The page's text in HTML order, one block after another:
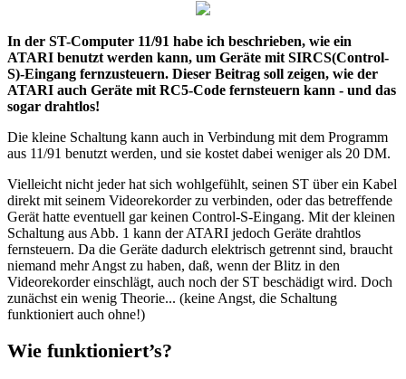
In der ST-Computer 11/91 habe ich beschrieben, wie ein
ATARI benutzt werden kann, um Geräte mit SIRCS(Control-
S)-Eingang fernzusteuern. Dieser Beitrag soll zeigen, wie der
ATARI auch Geräte mit RC5-Code fernsteuern kann - und das
sogar drahtlos!
Die kleine Schaltung kann auch in Verbindung mit dem Programm
aus 11/91 benutzt werden, und sie kostet dabei weniger als 20 DM.
Vielleicht nicht jeder hat sich wohlgefühlt, seinen ST über ein Kabel
direkt mit seinem Videorekorder zu verbinden, oder das betreffende
Gerät hatte eventuell gar keinen Control-S-Eingang. Mit der kleinen
Schaltung aus Abb. 1 kann der ATARI jedoch Geräte drahtlos
fernsteuern. Da die Geräte dadurch elektrisch getrennt sind, braucht
niemand mehr Angst zu haben, daß, wenn der Blitz in den
Videorekorder einschlägt, auch noch der ST beschädigt wird. Doch
zunächst ein wenig Theorie... (keine Angst, die Schaltung
funktioniert auch ohne!)
Wie funktioniert’s?